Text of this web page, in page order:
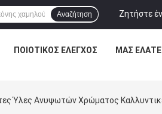
Ζητήστε
Αναζήτηση
ΠΟΙΟΤΙΚΌΣ ΈΛΕΓΧΟΣ ΜΑΣ
Ύλες Ανυψωτών Χρώματος